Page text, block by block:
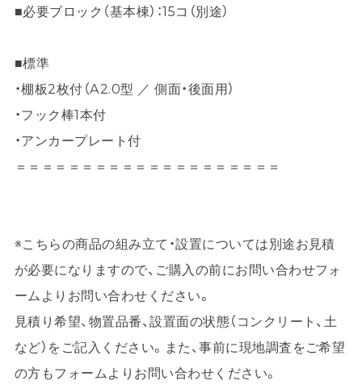
■必要ブロック（基本棟）：15コ（別途）
■標準
・棚板2枚付（A2.0型 ／ 側面・後面用）
・フック棒1本付
・アンカープレート付
＝＝＝＝＝＝＝＝＝＝＝＝＝＝＝＝＝＝＝＝
※こちらの商品の組み立て・設置については別途お見積
が必要になりますので、ご購入の前にお問い合わせフォ
ームよりお問い合わせください。
見積り希望、物置品番、設置面の状態（コンクリート、土
など）をご記入ください。また、事前に現地調査をご希望
の方もフォームよりお問い合わせください。